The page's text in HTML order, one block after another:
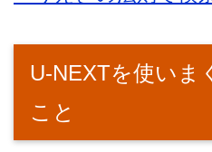
U-NEXTを使いま
こと